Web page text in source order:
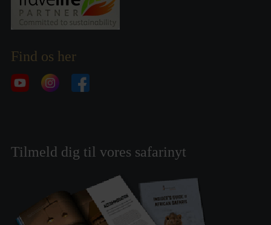
Find os her
Tilmeld dig til vores safarinyt